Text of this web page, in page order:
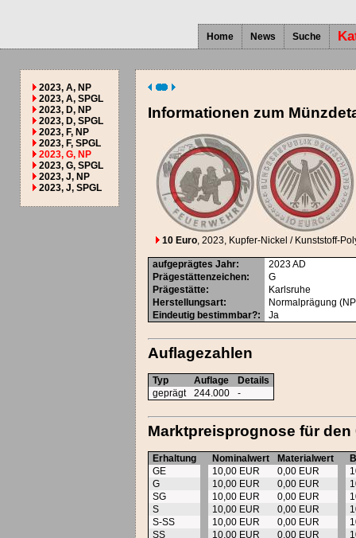
Home News Suche
2023, A, NP
2023, A, SPGL
2023, D, NP
2023, D, SPGL
2023, F, NP
2023, F, SPGL
2023, G, NP
2023, G, SPGL
2023, J, NP
2023, J, SPGL
Informationen zum
10 Euro, 2023, Kupfer-Nickel / Kunststoff-
aufgeprägtes Jahr: 2023AD
Prägestättenzeichen:
G
Prägestätte:
Karlsruhe
Herstellungsart:
Normalprägung
Eindeutig bestimmbar?: Ja
Auflagezahlen
Typ Auflage
Details
geprägt
244.000 -
Marktpreisprognose für den
Erhaltung Nominalwert Materialwert
GE
10,00 EUR 0,00 EUR
G
10,00 EUR 0,00 EUR
SG
10,00 EUR 0,00 EUR
S
10,00 EUR 0,00 EUR
S-SS
10,00 EUR 0,00 EUR
SS
10,00 EUR 0,00 EUR